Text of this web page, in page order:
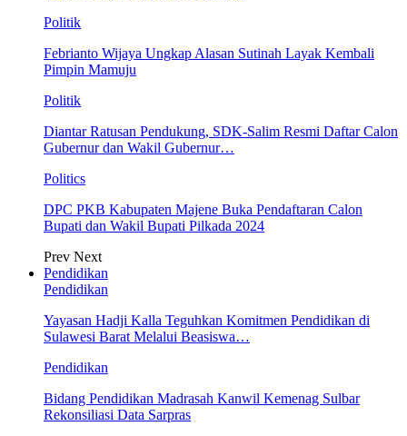
Politik
Febrianto Wijaya Ungkap Alasan Sutinah Layak Kembali
Pimpin Mamuju
Politik
Diantar Ratusan Pendukung, SDK-Salim Resmi Daftar Calon
Gubernur dan Wakil Gubernur…
Politics
DPC PKB Kabupaten Majene Buka Pendaftaran Calon
Bupati dan Wakil Bupati Pilkada 2024
Prev Next
Pendidikan
Pendidikan
Yayasan Hadji Kalla Teguhkan Komitmen Pendidikan di
Sulawesi Barat Melalui Beasiswa…
Pendidikan
Bidang Pendidikan Madrasah Kanwil Kemenag Sulbar
Rekonsiliasi Data Sarpras